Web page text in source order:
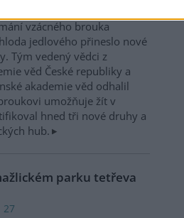
vzácného brouka
jedlového přineslo nové
Tým vedený vědci z
věd České republiky a
akademie věd odhalil
umožňuje žít v
hned tři nové druhy a
hub.
parku tetřeva
27